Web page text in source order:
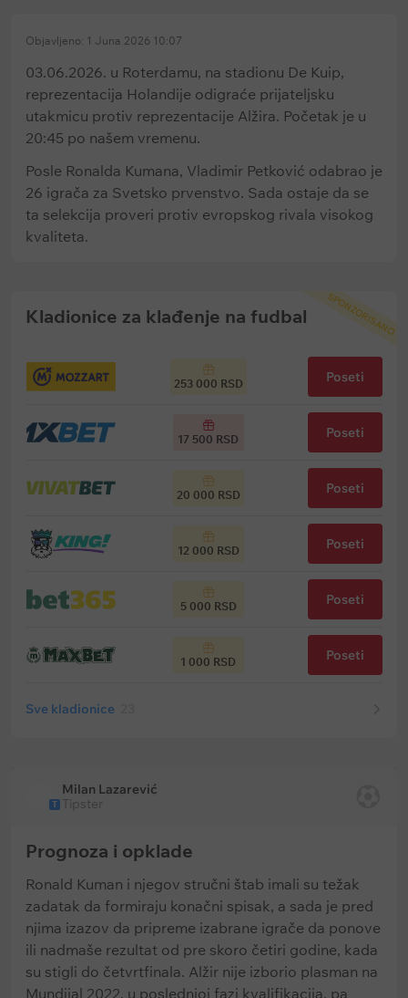
Objavljeno: 1 Juna 2026 10:07
03.06.2026. u Roterdamu, na stadionu De Kuip,
reprezentacija Holandije odigraće prijateljsku
utakmicu protiv reprezentacije Alžira. Početak je u
20:45 po našem vremenu.
Posle Ronalda Kumana, Vladimir Petković odabrao je
26 igrača za Svetsko prvenstvo. Sada ostaje da se
ta selekcija proveri protiv evropskog rivala visokog
kvaliteta.
SPONZORISANO
Kladionice za klađenje na fudbal
253 000 RSD Poseti
17 500 RSD Poseti
20 000 RSD Poseti
12 000 RSD Poseti
5 000 RSD Poseti
1 000 RSD Poseti
Sve kladionice
T
Milan Lazarević
Tipster
Prognoza i opklade
Ronald Kuman i njegov stručni štab imali su težak
zadatak da formiraju konačni spisak, a sada je pred
njima izazov da pripreme izabrane igrače da ponove
ili nadmaše rezultat od pre skoro četiri godine, kada
su stigli do četvrtfinala. Alžir nije izborio plasman na
Mundijal 2022. u poslednjoj fazi kvalifikacija, pa